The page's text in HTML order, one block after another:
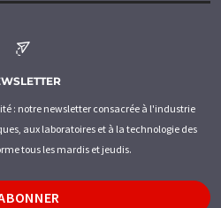
: notre newsletter consacrée à l'industrie
aux laboratoires et à la technologie des
tous les mardis et jeudis.